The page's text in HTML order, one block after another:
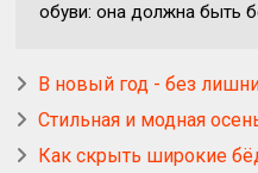
обуви: она должна быть
В новый год - без
Стильная и модная
Как скрыть широкие